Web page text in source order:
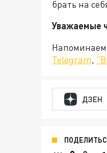
брать на
Уважаемые
Telegram,
ДЗЕН